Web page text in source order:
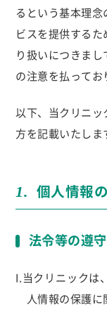
るという基本理
ビスを提供する
り扱いにつきま
の注意を払ってお
以下、当クリニ
方を記載いたしま
1. 個人情報
法令等の遵守
I.当クリニックは
人情報の保護